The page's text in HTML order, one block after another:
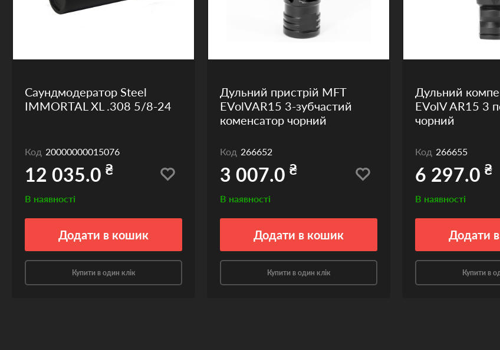
Саундмодератор Steel
IMMORTAL ХL .308 5/8-24
Код 20000000015076
12 035.0 ₴
В наявності
Додати в кошик
Купити в один клік
Дульний пристрій MFT
EVolVAR15 3-зубчастий
коменсатор чорний
Код 266652
3 007.0 ₴
В наявності
Додати в кошик
Купити в один клік
Дульний
EVolV AR15 3
чорний
Код 266655
6 297.0 ₴
В наявності
Додати
Купити в